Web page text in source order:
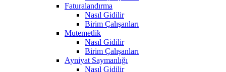
Faturalandırma
Nasıl Gidilir
Birim Çalışanları
Mutemetlik
Nasıl Gidilir
Birim Çalışanları
Ayniyat Saymanlığı
Nasıl Gidilir